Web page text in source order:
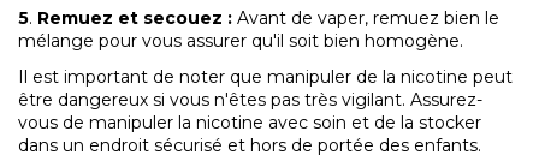
5. Remuez et secouez : Avant de vaper, remuez bien le
mélange pour vous assurer qu'il soit bien homogène.
Il est important de noter que manipuler de la nicotine peut
être dangereux si vous n'êtes pas très vigilant. Assurez-
vous de manipuler la nicotine avec soin et de la stocker
dans un endroit sécurisé et hors de portée des enfants.